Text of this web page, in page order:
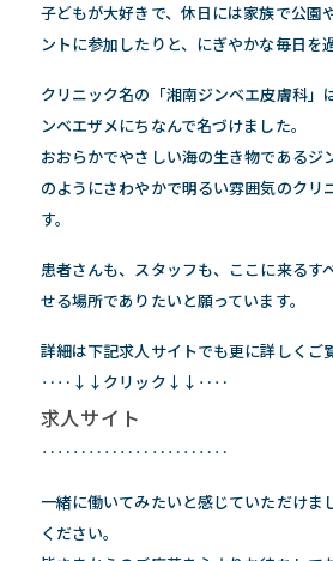
子どもが大好きで、休日には家族で公園
ントに参加したりと、にぎやかな毎日を
クリニック名の「湘南ジンベエ皮膚科」
ンベエザメにちなんで名づけました。
おおらかでやさしい海の生き物であるジ
のようにさわやかで明るい雰囲気のクリ
す。
患者さんも、スタッフも、ここに来るす
せる場所でありたいと願っています。
詳細は下記求人サイトでも更に詳しくご
‥‥↓↓クリック↓↓‥‥
求人サイト
‥‥‥‥‥‥‥‥‥‥‥‥
一緒に働いてみたいと感じていただけま
ください。